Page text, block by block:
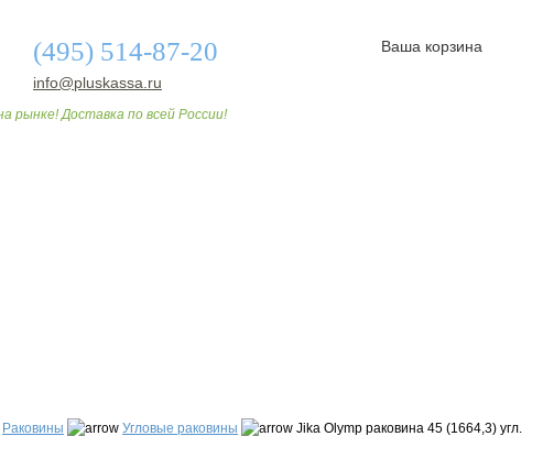
(495) 514-87-20
info@pluskassa.ru
рынке! Доставка по всей России!
Ваша корзина
Раковины Угловые раковины Jika Olymp раковина 45 (1664,3) угл.